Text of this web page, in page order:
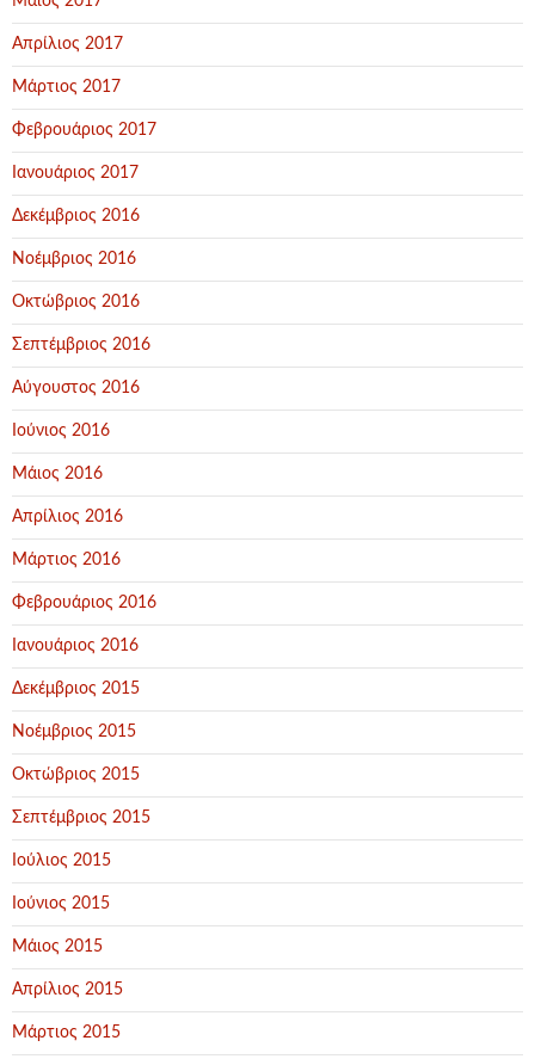
Απρίλιος 2017
Μάρτιος 2017
Φεβρουάριος 2017
Ιανουάριος 2017
Δεκέμβριος 2016
Νοέμβριος 2016
Οκτώβριος 2016
Σεπτέμβριος 2016
Αύγουστος 2016
Ιούνιος 2016
Μάιος 2016
Απρίλιος 2016
Μάρτιος 2016
Φεβρουάριος 2016
Ιανουάριος 2016
Δεκέμβριος 2015
Νοέμβριος 2015
Οκτώβριος 2015
Σεπτέμβριος 2015
Ιούλιος 2015
Ιούνιος 2015
Μάιος 2015
Απρίλιος 2015
Μάρτιος 2015